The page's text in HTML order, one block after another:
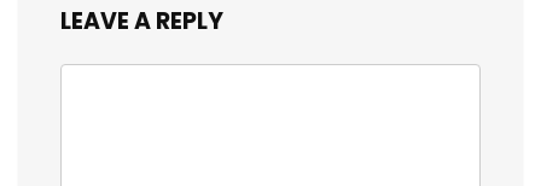
LEAVE A REPLY